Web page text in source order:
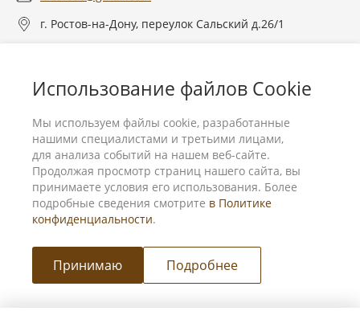
Использование файлов Cookie
Мы используем файлы cookie, разработанные
нашими специалистами и третьими лицами,
для анализа событий на нашем веб-сайте.
Продолжая просмотр страниц нашего сайта, вы
принимаете условия его использования. Более
подробные сведения смотрите в Политике
конфиденциальности.
Принимаю Подробнее
г. Ростов-на-Дону, переулок Сальский д.26/1
Услуги
Мы в соц. сетях